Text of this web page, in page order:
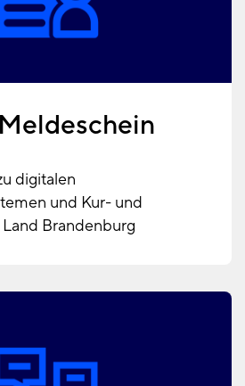
digitalen
und Kur- und
Brandenburg